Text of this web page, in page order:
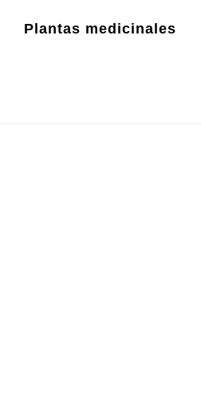
Plantas medicinales